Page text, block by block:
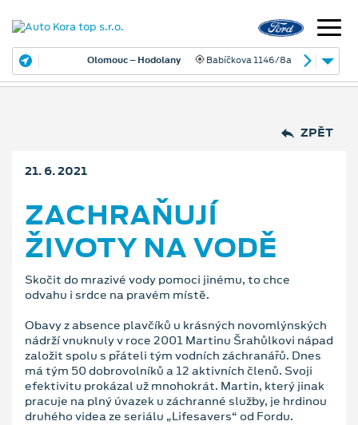
Olomouc – Hodolany Babíčkova 1146/8a
ZPĚT
21. 6. 2021
ZACHRAŇUJÍ
ŽIVOTY NA VODĚ
Skočit do mrazivé vody pomoci jinému, to chce
odvahu i srdce na pravém místě.
Obavy z absence plavčíků u krásných novomlýnských
nádrží vnuknuly v roce 2001 Martinu Šrahůlkovi nápad
založit spolu s přáteli tým vodních záchranářů. Dnes
má tým 50 dobrovolníků a 12 aktivních členů. Svoji
efektivitu prokázal už mnohokrát. Martin, který jinak
pracuje na plný úvazek u záchranné služby, je hrdinou
druhého videa ze seriálu „Lifesavers“ od Fordu.